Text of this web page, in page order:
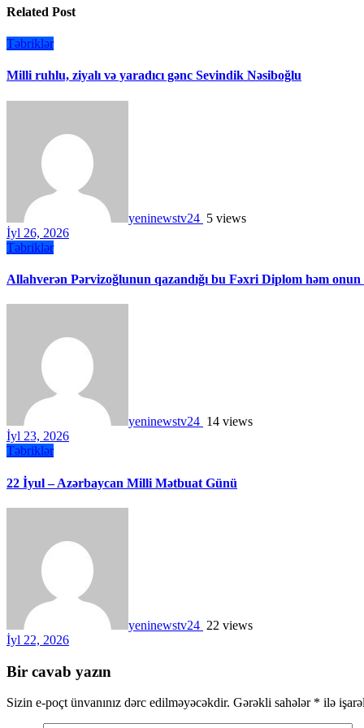
Related Post
Təbriklər
Milli ruhlu, ziyalı və yaradıcı gənc Sevindik Nəsiboğlu
yeninewstv24 5 views
İyl 26, 2026
Təbriklər
Allahverən Pərvizoğlunun qazandığı bu Fəxri Diplom həm
yeninewstv24 14 views
İyl 23, 2026
Təbriklər
22 İyul – Azərbaycan Milli Mətbuat Günü
yeninewstv24 22 views
İyl 22, 2026
Bir cavab yazın
Sizin e-poçt ünvanınız dərc edilməyəcəkdir. Gərəkli sahələr * ilə